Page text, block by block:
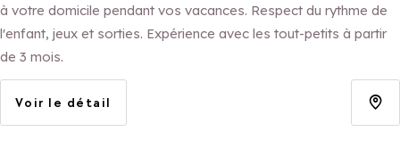
à votre domicile pendant vos vacances. Respect du rythme de
l'enfant, jeux et sorties. Expérience avec les tout-petits à partir
de 3 mois.
Voir le détail